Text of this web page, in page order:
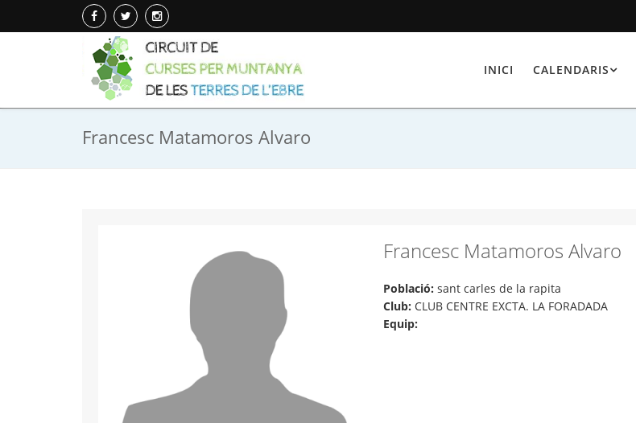
INICI CALENDARIS
Francesc Matamoros Alvaro
Francesc Matamoros Alvaro
Població: sant carles de la rapita
Club: CLUB CENTRE EXCTA. LA FORADADA
Equip: